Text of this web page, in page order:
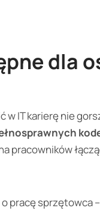
dla
IT karierę nie
pracowników
pracę sprzętowca